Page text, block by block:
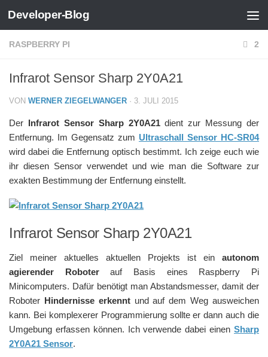
Zum Inhalt springen
Developer-Blog
RASPBERRY PI 2
Infrarot Sensor Sharp 2Y0A21
VON WERNER ZIEGELWANGER · 3. JULI 2015
Der Infrarot Sensor Sharp 2Y0A21dient zur Messung der
Entfernung. Im Gegensatz zum Ultraschall Sensor HC-SR04
wird dabei die Entfernung optisch bestimmt. Ich zeige euch wie
ihr diesen Sensor verwendet und wie man die Software zur
exakten Bestimmung der Entfernung einstellt.
Infrarot Sensor Sharp 2Y0A21
Ziel meiner aktuelles aktuellen Projekts ist ein autonom
agierender Roboterauf Basis eines Raspberry Pi
Minicomputers. Dafür benötigt man Abstandsmesser, damit der
Roboter Hindernisse erkenntund auf dem Weg ausweichen
kann. Bei komplexerer Programmierung sollte er dann auch die
Umgebung erfassen können. Ich verwende dabei einen Sharp
2Y0A21 Sensor.